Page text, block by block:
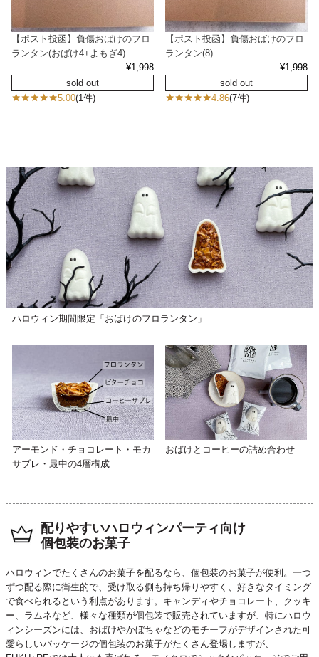
【ポスト投函】負傷おばけのフロ
ランタン(おばけ4+よもぎ4)
¥1,998
sold out
5.00(1件)
【ポスト投函】負傷おばけのフロ
ランタン(8)
¥1,998
sold out
4.86(7件)
ハロウィン期間限定「おばけのフロランタン」
アーモンド・チョコレート・モカ
サブレ・最中の4層構成
おばけとコーヒーの詰め合わせ
配りやすいハロウィンパーティ向け
個包装のお菓子
ハロウィンでたくさんのお菓子を配るなら、個包装のお菓子が便利。一つ
ずつ配る際に衛生的で、受け取る側も持ち帰りやすく、好きなタイミング
で食べられるという利点があります。キャンディやチョコレート、クッキ
ー、ラムネなど、様々な種類が個包装で販売されていますが、特にハロウ
ィンシーズンには、おばけやかぼちゃなどのモチーフがデザインされた可
愛らしいパッケージの個包装のお菓子がたくさん登場しますが、